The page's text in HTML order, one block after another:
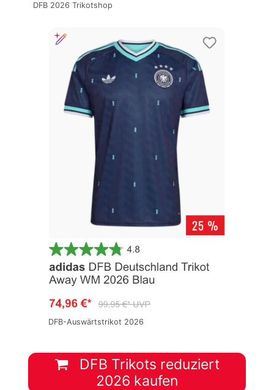
DFB 2026 Trikotshop
DFB-Auswärtstrikot 2026
DFB Trikots reduziert
2026 kaufen